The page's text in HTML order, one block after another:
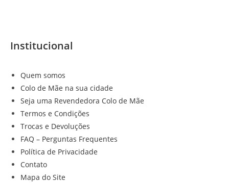
Institucional
Quem somos
Colo de Mãe na sua cidade
Seja uma Revendedora Colo de Mãe
Termos e Condições
Trocas e Devoluções
FAQ – Perguntas Frequentes
Política de Privacidade
Contato
Mapa do Site